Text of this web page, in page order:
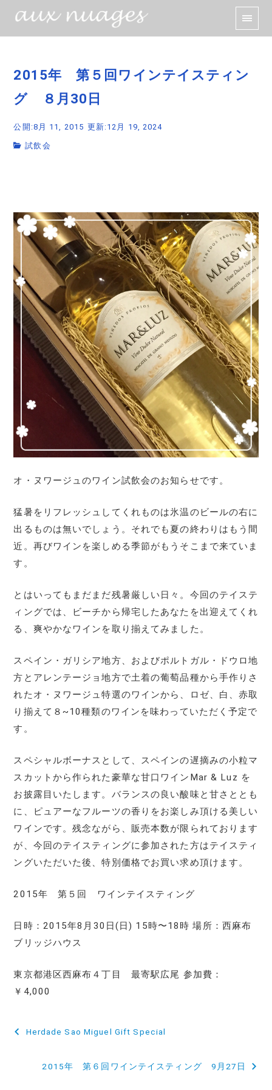
2015年 第５回ワインテイスティン
グ ８月30日
公開:8月 11, 2015 更新:12月 19, 2024
試飲会
オ・ヌワージュのワイン試飲会のお知らせです。
猛暑をリフレッシュしてくれものは氷温のビールの右に
出るものは無いでしょう。それでも夏の終わりはもう間
近。再びワインを楽しめる季節がもうそこまで来ていま
す。
とはいってもまだまだ残暑厳しい日々。今回のテイステ
ィングでは、ビーチから帰宅したあなたを出迎えてくれ
る、爽やかなワインを取り揃えてみました。
スペイン・ガリシア地方、およびポルトガル・ドウロ地
方とアレンテージョ地方で土着の葡萄品種から手作りさ
れたオ・ヌワージュ特選のワインから、ロゼ、白、赤取
り揃えて８~10種類のワインを味わっていただく予定で
す。
スペシャルボーナスとして、スペインの遅摘みの小粒マ
スカットから作られた豪華な甘口ワインMar & Luz を
お披露目いたします。バランスの良い酸味と甘さととも
に、ピュアーなフルーツの香りをお楽しみ頂ける美しい
ワインです。残念ながら、販売本数が限られております
が、今回のテイスティングに参加された方はテイスティ
ングいただいた後、特別価格でお買い求め頂けます。
2015年 第５回 ワインテイスティング
日時：2015年8月30日(日) 15時〜18時 場所：西麻布
ブリッジハウス
東京都港区西麻布４丁目 最寄駅広尾 参加費：
￥4,000
投
Herdade Sao Miguel Gift Special
2015年 第６回ワインテイスティング 9月27日